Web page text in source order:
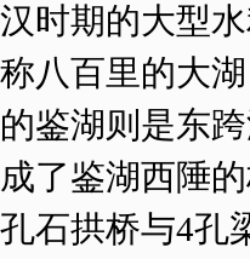
期的大型水
八百里的大
鉴湖则是东
了鉴湖西陲
拱桥与4孔梁